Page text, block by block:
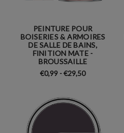
PEINTURE POUR
BOISERIES & ARMOIRES
DE SALLE DE BAINS,
FINITION MATE -
BROUSSAILLE
€0,99 - €29,50